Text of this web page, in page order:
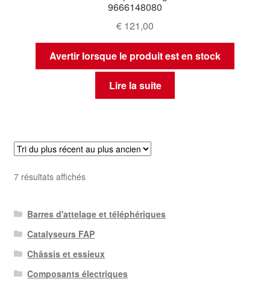
9666148080
€ 121,00
Avertir lorsque le produit est en stock
Lire la suite
7 résultats affichésTrié
récent
au
plus
ancien
Barres d'attelage et téléphériques
Catalyseurs FAP
Châssis et essieux
Composants électriques